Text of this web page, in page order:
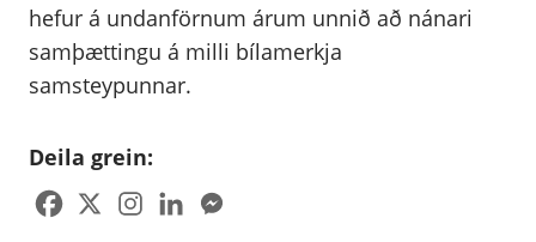
hefur á undanförnum árum unnið að nánari
samþættingu á milli bílamerkja
samsteypunnar.
Deila grein: